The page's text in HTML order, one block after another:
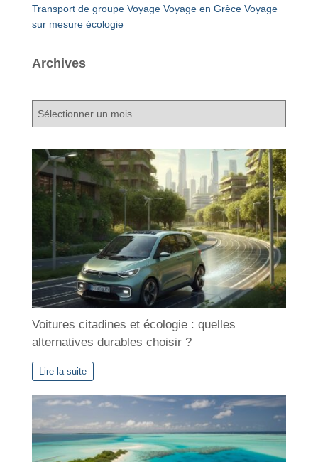
Transport de groupe Voyage Voyage en Grèce Voyage
sur mesure écologie
Archives
A
c
s
Voitures citadines et écologie : quelles
alternatives durables choisir ?
Lire la suite